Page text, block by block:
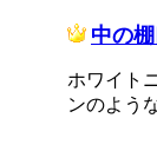
中の
ホワイト
ンのよう